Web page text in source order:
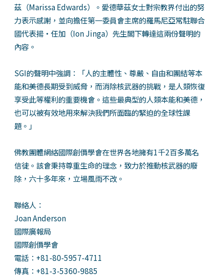
茲（Marissa Edwards）。愛德華茲女士對宗教界付出的努
力表示感謝，並向擔任第一委員會主席的羅馬尼亞常駐聯合
國代表揚‧任加（Ion Jinga）先生閣下轉達這兩份聲明的
內容。
SGI的聲明中強調：「人的主體性、尊嚴、自由和團結等本
能和美德長期受到威脅，而消除核武器的挑戰，是人類恢復
享受此等權利的重要機會。這些最典型的人類本能和美德，
也可以被有效地用來解決我們所面臨的緊迫的全球性課
題。」
佛教團體網絡國際創價學會在世界各地擁有1千2百多萬名
信徒。該會秉持尊重生命的理念，致力於推動核武器的廢
除，六十多年來，立場風雨不改。
聯絡人：
Joan Anderson
國際廣報局
國際創價學會
電話：+81-80-5957-4711
傳真：+81-3-5360-9885